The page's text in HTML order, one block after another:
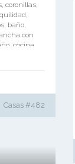
coronillas,
baño,
con
cocina
para
Casas #482